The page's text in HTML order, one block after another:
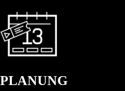
PLANUNG